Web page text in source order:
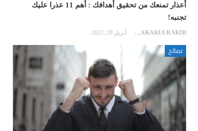
أعذار تمنعك من تحقيق أهدافك : أهم 11 عذرا عليك
تجنبه!
ZAKARIA RAKIB أبريل 19, 2022
نصائح